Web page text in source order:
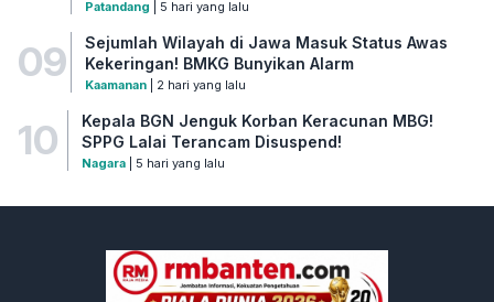
Patandang | 5 hari yang lalu
09
Sejumlah Wilayah di Jawa Masuk Status Awas
Kekeringan! BMKG Bunyikan Alarm
Kaamanan| 2 hari yang lalu
10
Kepala BGN Jenguk Korban Keracunan MBG!
SPPG Lalai Terancam Disuspend!
Nagara| 5 hari yang lalu